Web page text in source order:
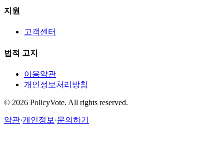
지원
고객센터
법적 고지
이용약관
개인정보처리방침
© 2026 PolicyVote. All rights reserved.
약관·개인정보 ·문의하기